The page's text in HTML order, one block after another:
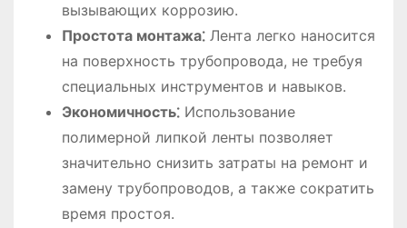
вызывающих коррозию.
Простота монтажа⁚Лента легко наносится
на поверхность трубопровода, не требуя
специальных инструментов и навыков.
Экономичность⁚Использование
полимерной липкой ленты позволяет
значительно снизить затраты на ремонт и
замену трубопроводов, а также сократить
время простоя.